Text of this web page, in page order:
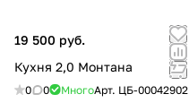
19 500 руб.
Кухня 2,0 Монтана
0 0 МногоАрт. ЦБ-00042902